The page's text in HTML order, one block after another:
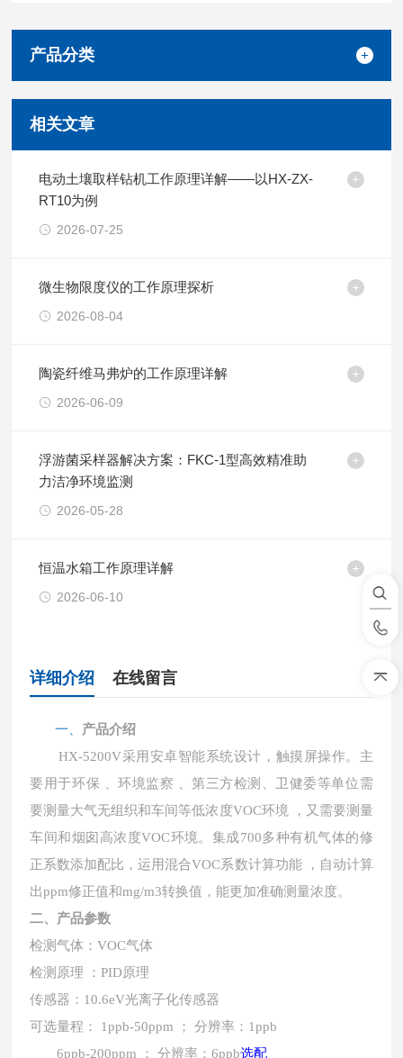
产品分类
相关文章
电动土壤取样钻机工作原理详解——以HX-ZX-
RT10为例
2026-07-25
微生物限度仪的工作原理探析
2026-08-04
陶瓷纤维马弗炉的工作原理详解
2026-06-09
浮游菌采样器解决方案：FKC-1型高效精准助
力洁净环境监测
2026-05-28
恒温水箱工作原理详解
2026-06-10
详细介绍 在线留言
一、 产品介绍
HX-5200V采用安卓智能系统设计，触摸屏操作。主
要用于环保 、环境监察 、第三方检测、卫健委等单位需
要测量大气无组织和车间等低浓度VOC环境 ，又需要测量
车间和烟囱高浓度VOC环境。集成700多种有机气体的修
正系数添加配比，运用混合VOC系数计算功能 ，自动计算
出ppm修正值和mg/m3转换值，能更加准确测量浓度。
二、产品参数
检测气体：VOC气体
检测原理 ：PID原理
传感器： 10.6eV光离子化传感器
可选量程：
1ppb-50ppm ； 分辨率：1ppb
6ppb-200ppm ； 分辨率：6ppb选配